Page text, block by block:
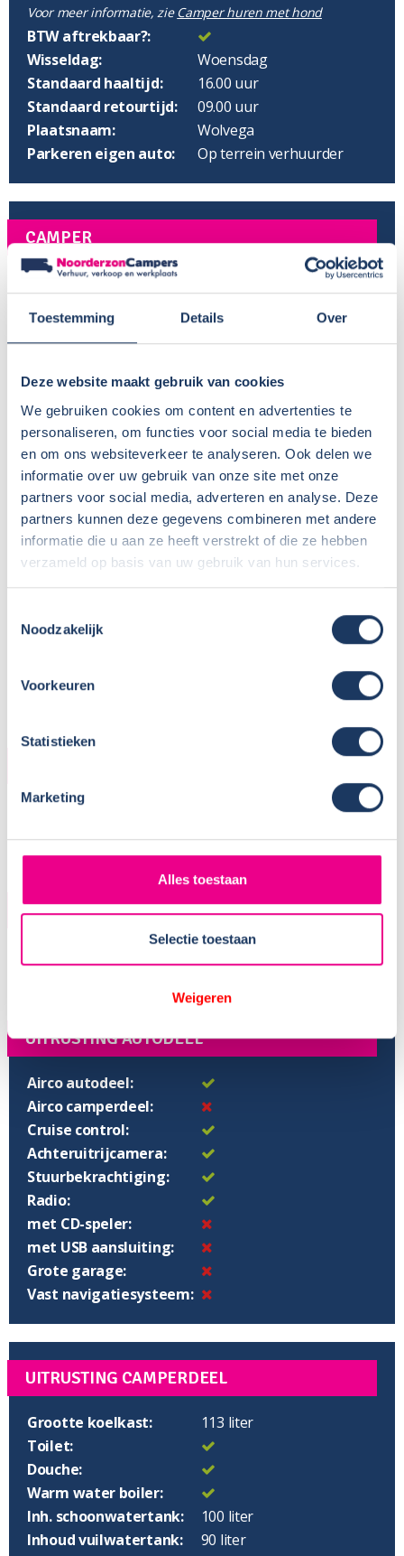
Toestemming Details Over
Deze website maakt gebruik van cookies
We gebruiken cookies om content en advertenties te
personaliseren, om functies voor social media te bieden
en om ons websiteverkeer te analyseren. Ook delen we
informatie over uw gebruik van onze site met onze
partners voor social media, adverteren en analyse. Deze
partners kunnen deze gegevens combineren met andere
informatie die u aan ze heeft verstrekt of die ze hebben
verzameld op basis van uw gebruik van hun services.
Noodzakelijk
Voorkeuren
Statistieken
Marketing
Alles toestaan
Selectie toestaan
Weigeren
Voor meer informatie, zie Camper huren met hond
BTW aftrekbaar?:
Wisseldag:
Woensdag
Standaard haaltijd:
16.00 uur
Standaard retourtijd:
09.00 uur
Plaatsnaam:
Wolvega
Parkeren eigen auto:
Op terrein verhuurder
CAMPER
Bouwjaar:
Motor:
140 pk
Gewicht leeg:
2600 kg
Rijbewijs:
Transmissie:
Handgeschakeld
Aantal zitplaatsen:
4
Zitplaatsen met gordel: 4
Isofix:
Onbekend
Aantal slaapplaatsen:
2
Lengte:
Breedte:
232 cm
210 cm
SLAPEN
UITRUSTING AUTODEEL
Airco autodeel:
Airco camperdeel:
Cruise control:
Achteruitrijcamera:
Stuurbekrachtiging:
Radio:
met CD-speler:
met USB aansluiting:
Grote garage:
Vast navigatiesysteem:
UITRUSTING CAMPERDEEL
Grootte koelkast:
113 liter
Toilet:
Douche:
Warm water boiler:
Inh. schoonwatertank:
100 liter
Inhoud vuilwatertank:
90 liter